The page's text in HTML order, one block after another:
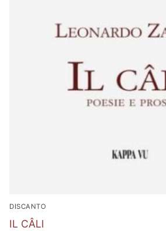
DISCANTO
IL CÂLI